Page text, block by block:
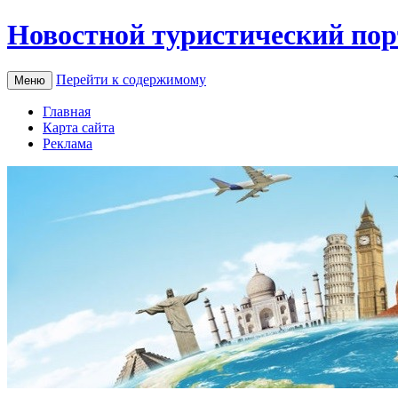
Новостной туристический
Меню Перейти к содержимому
Главная
Карта сайта
Реклама